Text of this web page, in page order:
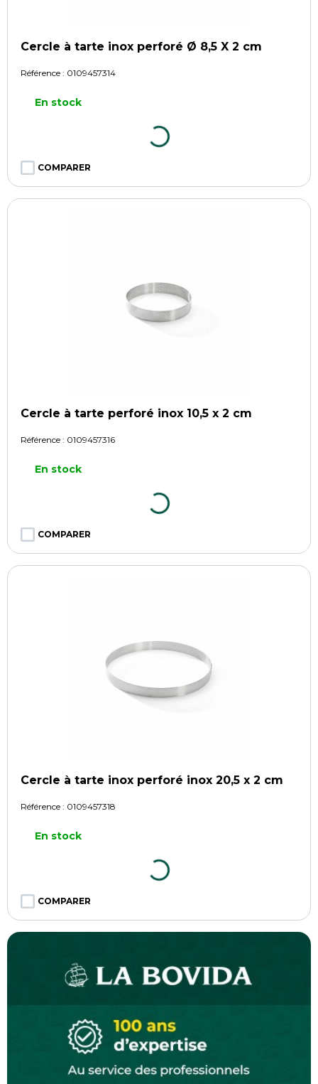
Cercle à tarte inox perforé Ø 8,5 X 2 cm
Référence : 0109457314
En stock
COMPARER
Cercle à tarte perforé inox 10,5 x 2 cm
Référence : 0109457316
En stock
COMPARER
Cercle à tarte inox perforé inox 20,5 x 2 cm
Référence : 0109457318
En stock
COMPARER